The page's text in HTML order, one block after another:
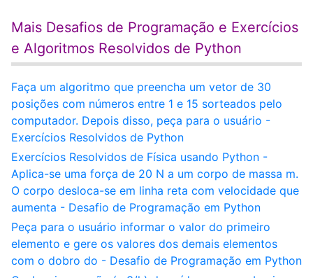
Mais Desafios de Programação e Exercícios
e Algoritmos Resolvidos de Python
Faça um algoritmo que preencha um vetor de 30
posições com números entre 1 e 15 sorteados pelo
computador. Depois disso, peça para o usuário -
Exercícios Resolvidos de Python
Exercícios Resolvidos de Física usando Python -
Aplica-se uma força de 20 N a um corpo de massa m.
O corpo desloca-se em linha reta com velocidade que
aumenta - Desafio de Programação em Python
Peça para o usuário informar o valor do primeiro
elemento e gere os valores dos demais elementos
com o dobro do - Desafio de Programação em Python